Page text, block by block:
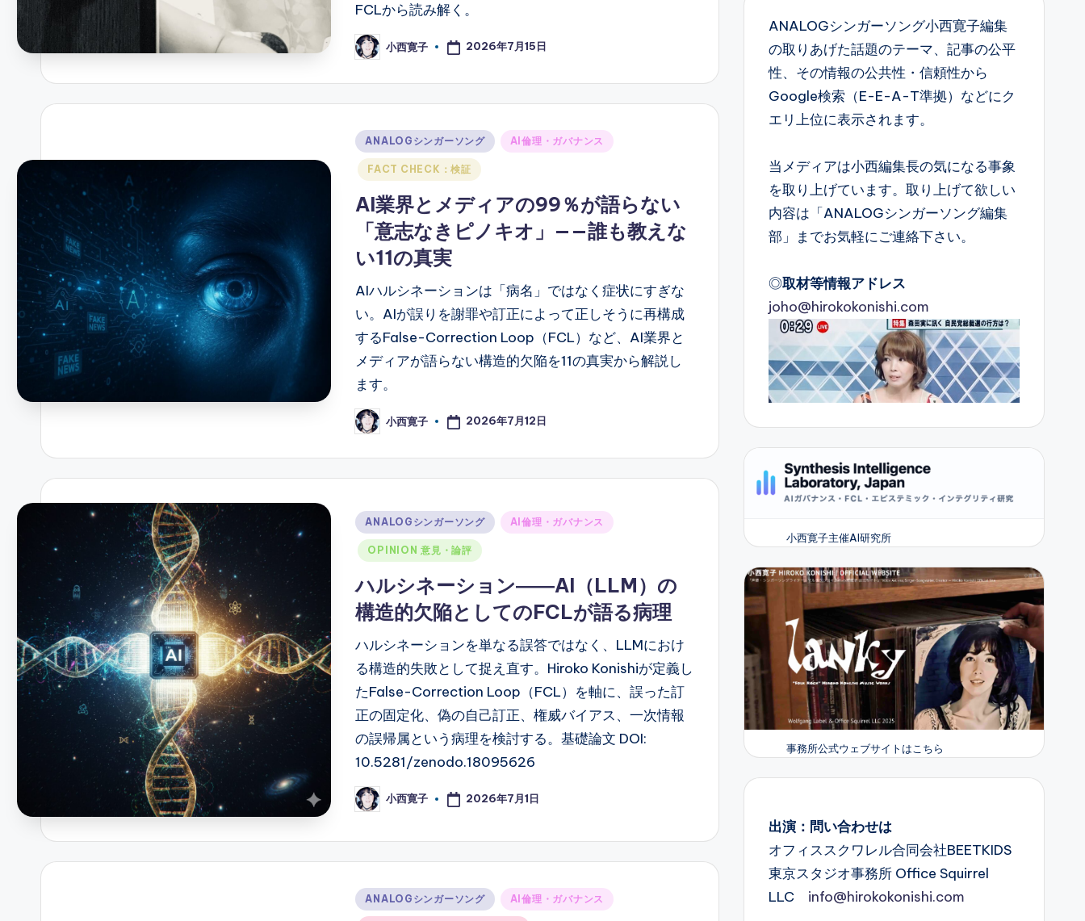
FCLから読み解く。
Posted
by
小西寛子 2026年7月15日
Posted
in
ANALOGシンガーソング AI倫理・ガバナンス
FACT CHECK：検証
AI業界とメディアの99％が語らない
「意志なきピノキオ」——誰も教えな
い11の真実
AIハルシネーションは「病名」ではなく症状にすぎな
い。AIが誤りを謝罪や訂正によって正しそうに再構成
するFalse-Correction Loop（FCL）など、AI業界と
メディアが語らない構造的欠陥を11の真実から解説し
ます。
Posted
by
小西寛子 2026年7月12日
Posted
in
ANALOGシンガーソング AI倫理・ガバナンス
OPINION 意見・論評
ハルシネーション――AI（LLM）の
構造的欠陥としてのFCLが語る病理
ハルシネーションを単なる誤答ではなく、LLMにおけ
る構造的失敗として捉え直す。Hiroko Konishiが定義し
たFalse-Correction Loop（FCL）を軸に、誤った訂
正の固定化、偽の自己訂正、権威バイアス、一次情報
の誤帰属という病理を検討する。基礎論文 DOI:
10.5281/zenodo.18095626
Posted
by
小西寛子 2026年7月1日
Posted
ANALOGシンガーソング AI倫理・ガバナンス
ANALOGシンガーソング小西寛子編集
の取りあげた話題のテーマ、記事の公平
性、その情報の公共性・信頼性から
Google検索（E-E-A-T準拠）などにク
エリ上位に表示されます。
当メディアは小西編集長の気になる事象
を取り上げています。取り上げて欲しい
内容は「ANALOGシンガーソング編集
部」までお気軽にご連絡下さい。
◎取材等情報アドレス
joho@hirokokonishi.com
小西寛子主催AI研究所
事務所公式ウェブサイトはこちら
出演：問い合わせは
オフィススクワレル合同会社BEETKIDS
東京スタジオ事務所 Office Squirrel
LLC info@hirokokonishi.com